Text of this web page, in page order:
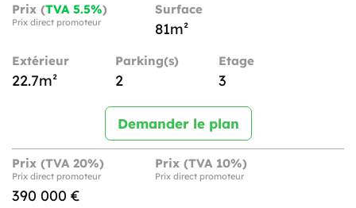
Prix (TVA 5.5%)
Prix direct promoteur
Surface
81m²
Extérieur
22.7m²
Parking(s)
2
Etage
3
Demander le plan
Prix (TVA 20%)
Prix direct promoteur
390 000 €
Prix (TVA 10%)
Prix direct promoteur